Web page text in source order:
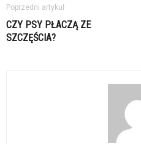
Poprzedni artykuł
CZY PSY PŁACZĄ ZE
SZCZĘŚCIA?